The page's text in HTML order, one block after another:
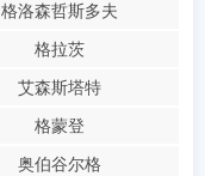
格洛森哲斯多夫
格拉茨
艾森斯塔特
格蒙登
奥伯谷尔格